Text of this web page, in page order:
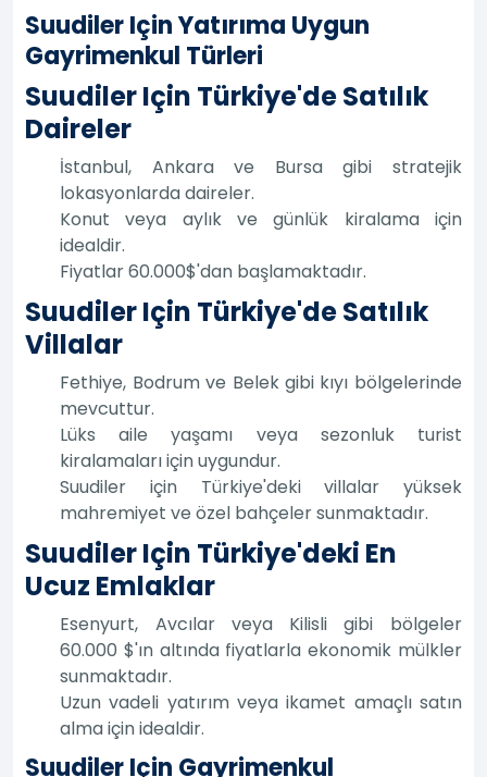
Suudiler Için Yatırıma Uygun
Gayrimenkul Türleri
Suudiler Için Türkiye'de Satılık
Daireler
İstanbul, Ankara ve Bursa gibi stratejik
lokasyonlarda daireler.
Konut veya aylık ve günlük kiralama için
idealdir.
Fiyatlar 60.000$'dan başlamaktadır.
Suudiler Için Türkiye'de Satılık
Villalar
Fethiye, Bodrum ve Belek gibi kıyı bölgelerinde
mevcuttur.
Lüks aile yaşamı veya sezonluk turist
kiralamaları için uygundur.
Suudiler için Türkiye'deki villalar yüksek
mahremiyet ve özel bahçeler sunmaktadır.
Suudiler Için Türkiye'deki En
Ucuz Emlaklar
Esenyurt, Avcılar veya Kilisli gibi bölgeler
60.000 $'ın altında fiyatlarla ekonomik mülkler
sunmaktadır.
Uzun vadeli yatırım veya ikamet amaçlı satın
alma için idealdir.
Suudiler Için Gayrimenkul